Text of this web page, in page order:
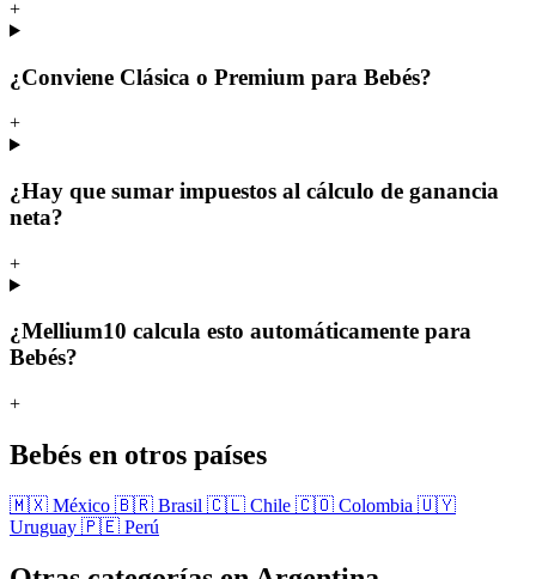
+
¿Conviene Clásica o Premium para Bebés?
+
¿Hay que sumar impuestos al cálculo de ganancia
neta?
+
¿Mellium10 calcula esto automáticamente para
Bebés?
+
Bebés en otros países
🇲🇽 México 🇧🇷 Brasil 🇨🇱 Chile 🇨🇴 Colombia 🇺🇾
Uruguay 🇵🇪 Perú